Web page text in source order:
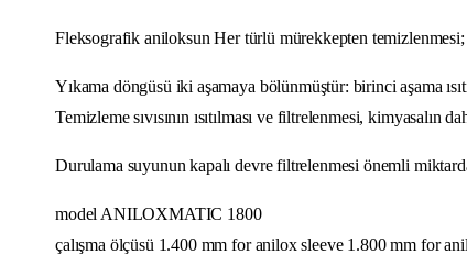
Fleksografik aniloksun Her türlü mürekkepten temizlenmesi;
Yıkama döngüsü iki aşamaya bölünmüştür: birinci aşama
Temizleme sıvısının ısıtılması ve filtrelenmesi, kimyasalın
Durulama suyunun kapalı devre filtrelenmesi önemli
model ANILOXMATIC 1800
çalışma ölçüsü 1.400 mm for anilox sleeve 1.800 mm for